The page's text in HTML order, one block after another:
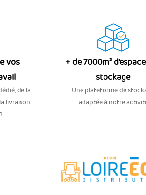
vos
de la
livraison
+ de 7000m²
stockage
Une plateforme de
adaptée à notre